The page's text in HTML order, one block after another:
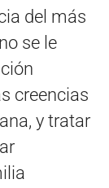
del más
se le
creencias
y tratar